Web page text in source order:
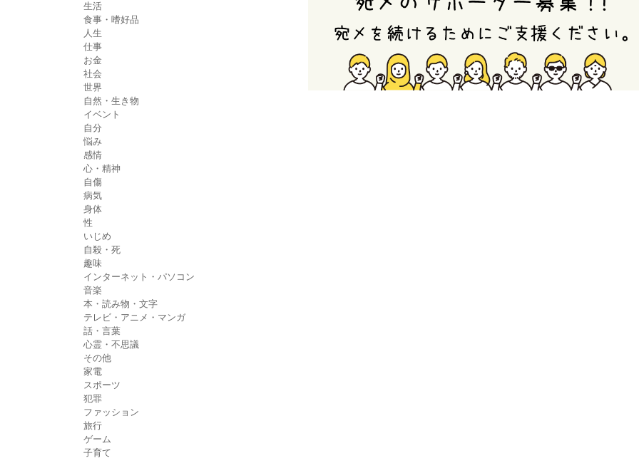
生活
食事・嗜好品
人生
仕事
お金
社会
世界
自然・生き物
イベント
自分
悩み
感情
心・精神
自傷
病気
身体
性
いじめ
自殺・死
趣味
インターネット・パソコン
音楽
本・読み物・文字
テレビ・アニメ・マンガ
話・言葉
心霊・不思議
その他
家電
スポーツ
犯罪
ファッション
旅行
ゲーム
子育て